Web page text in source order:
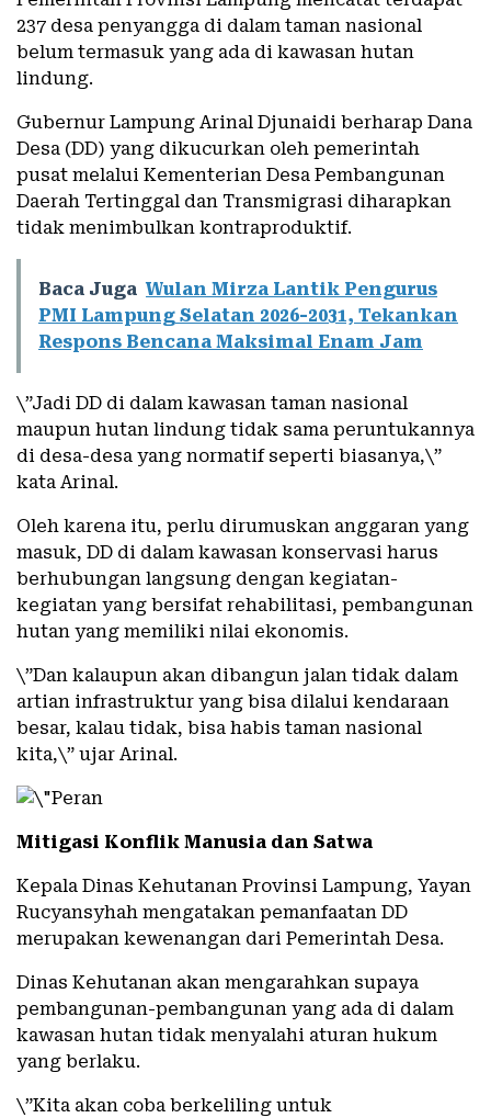
237 desa penyangga di dalam taman nasional
belum termasuk yang ada di kawasan hutan
lindung.
Gubernur Lampung Arinal Djunaidi berharap Dana
Desa (DD) yang dikucurkan oleh pemerintah
pusat melalui Kementerian Desa Pembangunan
Daerah Tertinggal dan Transmigrasi diharapkan
tidak menimbulkan kontraproduktif.
Baca Juga Wulan Mirza Lantik Pengurus
PMI Lampung Selatan 2026-2031, Tekankan
Respons Bencana Maksimal Enam Jam
\”Jadi DD di dalam kawasan taman nasional
maupun hutan lindung tidak sama peruntukannya
di desa-desa yang normatif seperti biasanya,\”
kata Arinal.
Oleh karena itu, perlu dirumuskan anggaran yang
masuk, DD di dalam kawasan konservasi harus
berhubungan langsung dengan kegiatan-
kegiatan yang bersifat rehabilitasi, pembangunan
hutan yang memiliki nilai ekonomis.
\”Dan kalaupun akan dibangun jalan tidak dalam
artian infrastruktur yang bisa dilalui kendaraan
besar, kalau tidak, bisa habis taman nasional
kita,\” ujar Arinal.
Mitigasi Konflik Manusia dan Satwa
Kepala Dinas Kehutanan Provinsi Lampung, Yayan
Rucyansyhah mengatakan pemanfaatan DD
merupakan kewenangan dari Pemerintah Desa.
Dinas Kehutanan akan mengarahkan supaya
pembangunan-pembangunan yang ada di dalam
kawasan hutan tidak menyalahi aturan hukum
yang berlaku.
\”Kita akan coba berkeliling untuk